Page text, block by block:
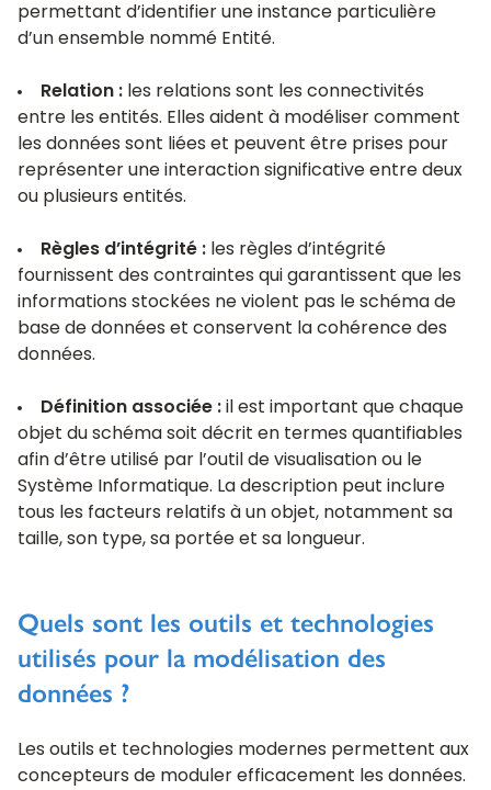
permettant d’identifier une instance particulière
d’un ensemble nommé Entité.
Relation : les relations sont les connectivités
entre les entités. Elles aident à modéliser comment
les données sont liées et peuvent être prises pour
représenter une interaction significative entre deux
ou plusieurs entités.
Règles d’intégrité : les règles d’intégrité
fournissent des contraintes qui garantissent que les
informations stockées ne violent pas le schéma de
base de données et conservent la cohérence des
données.
Définition associée : il est important que chaque
objet du schéma soit décrit en termes quantifiables
afin d’être utilisé par l’outil de visualisation ou le
Système Informatique. La description peut inclure
tous les facteurs relatifs à un objet, notamment sa
taille, son type, sa portée et sa longueur.
Quels sont les outils et technologies
utilisés pour la modélisation des
données ?
Les outils et technologies modernes permettent aux
concepteurs de moduler efficacement les données.